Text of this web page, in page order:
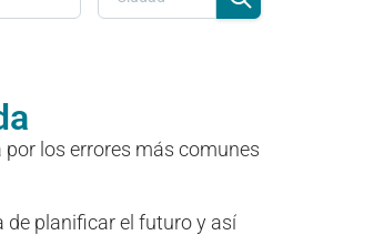
los errores más comunes
de planificar el futuro y así